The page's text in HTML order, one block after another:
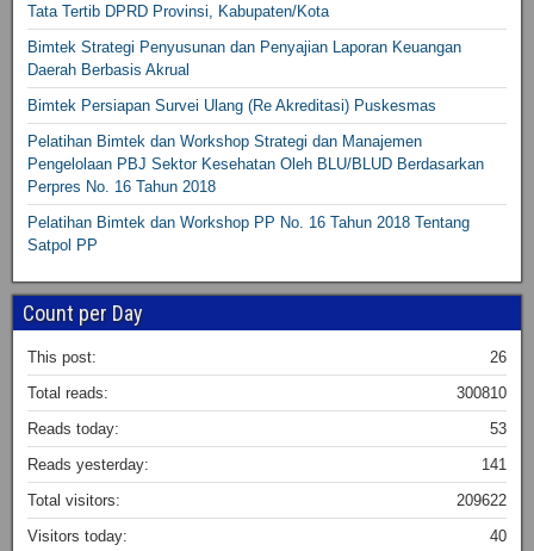
Tata Tertib DPRD Provinsi, Kabupaten/Kota
Bimtek Strategi Penyusunan dan Penyajian Laporan Keuangan
Daerah Berbasis Akrual
Bimtek Persiapan Survei Ulang (Re Akreditasi) Puskesmas
Pelatihan Bimtek dan Workshop Strategi dan Manajemen
Pengelolaan PBJ Sektor Kesehatan Oleh BLU/BLUD Berdasarkan
Perpres No. 16 Tahun 2018
Pelatihan Bimtek dan Workshop PP No. 16 Tahun 2018 Tentang
Satpol PP
Count per Day
26
This post:
300810
Total reads:
53
Reads today:
141
Reads yesterday:
209622
Total visitors:
40
Visitors today: